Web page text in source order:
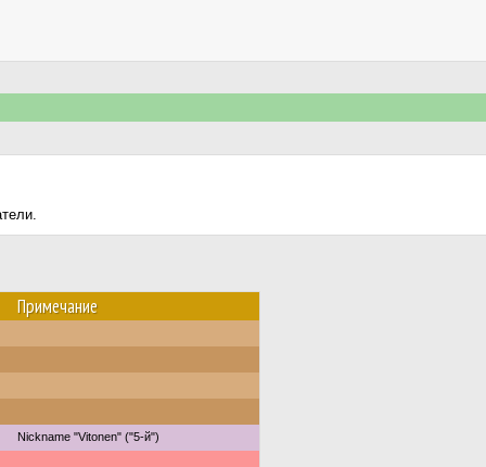
Примечание
Nickname "Vitonen" ("5-й")